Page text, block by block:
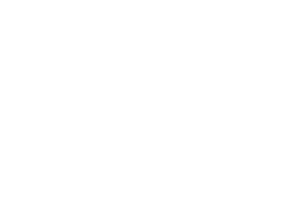
aan winkelwagen